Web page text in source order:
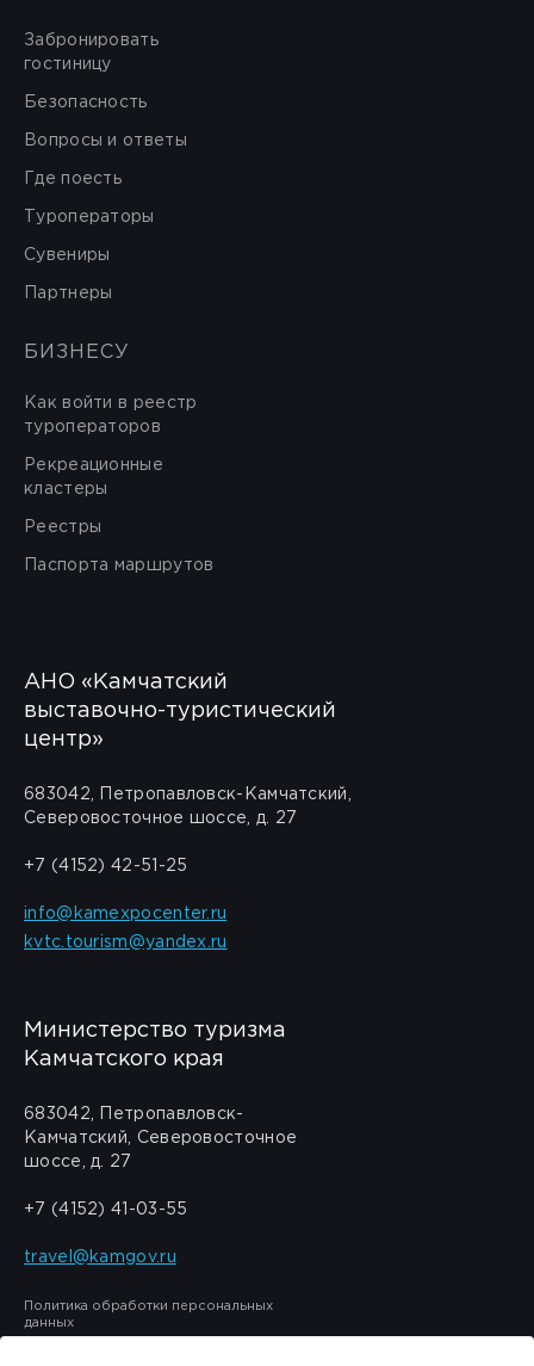
Забронировать
гостиницу
Безопасность
Вопросы и ответы
Где поесть
Туроператоры
Сувениры
Партнеры
БИЗНЕСУ
Как войти в реестр
туроператоров
Рекреационные
кластеры
Реестры
Паспорта маршрутов
АНО «Камчатский
выставочно-туристический
центр»
683042, Петропавловск-Камчатский,
Северовосточное шоссе, д. 27
+7 (4152) 42-51-25
info@kamexpocenter.ru
kvtc.tourism@yandex.ru
Министерство туризма
Камчатского края
683042, Петропавловск-
Камчатский, Северовосточное
шоссе, д. 27
+7 (4152) 41-03-55
travel@kamgov.ru
Политика обработки персональных
данных